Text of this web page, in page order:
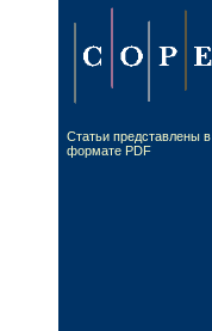
Статьи представлены в
формате PDF